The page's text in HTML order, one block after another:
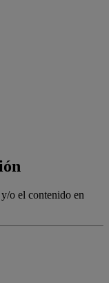
o el contenido en